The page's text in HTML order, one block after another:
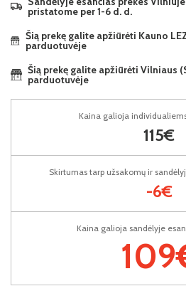
pristatome per 1-6 d. d.
Šią prekę galite apžiūrėti Kauno
parduotuvėje
Šią prekę galite apžiūrėti Vilniaus
parduotuvėje
Kaina galioja sandėlyje
Kaina galioja
115€
Skirtumas tarp užsakomų ir
-6€